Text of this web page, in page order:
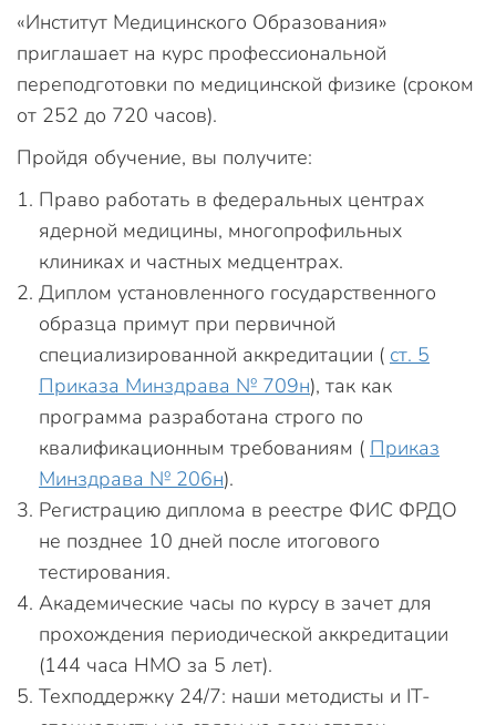
«Институт Медицинского Образования»
приглашает на курс профессиональной
переподготовки по медицинской физике (сроком
от 252 до 720 часов).
Пройдя обучение, вы получите:
Право работать в федеральных центрах
ядерной медицины, многопрофильных
клиниках и частных медцентрах.
Диплом установленного государственного
образца примут при первичной
специализированной аккредитации ( ст. 5
Приказа Минздрава № 709н), так как
программа разработана строго по
квалификационным требованиям ( Приказ
Минздрава № 206н).
Регистрацию диплома в реестре ФИС ФРДО
не позднее 10 дней после итогового
тестирования.
Академические часы по курсу в зачет для
прохождения периодической аккредитации
(144 часа НМО за 5 лет).
Техподдержку 24/7: наши методисты и IT-